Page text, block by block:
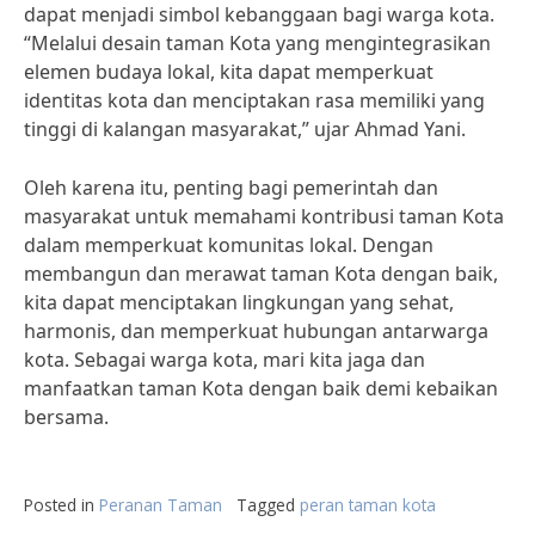
dapat menjadi simbol kebanggaan bagi warga kota.
“Melalui desain taman Kota yang mengintegrasikan
elemen budaya lokal, kita dapat memperkuat
identitas kota dan menciptakan rasa memiliki yang
tinggi di kalangan masyarakat,” ujar Ahmad Yani.
Oleh karena itu, penting bagi pemerintah dan
masyarakat untuk memahami kontribusi taman Kota
dalam memperkuat komunitas lokal. Dengan
membangun dan merawat taman Kota dengan baik,
kita dapat menciptakan lingkungan yang sehat,
harmonis, dan memperkuat hubungan antarwarga
kota. Sebagai warga kota, mari kita jaga dan
manfaatkan taman Kota dengan baik demi kebaikan
bersama.
Posted in Peranan Taman Tagged peran taman kota